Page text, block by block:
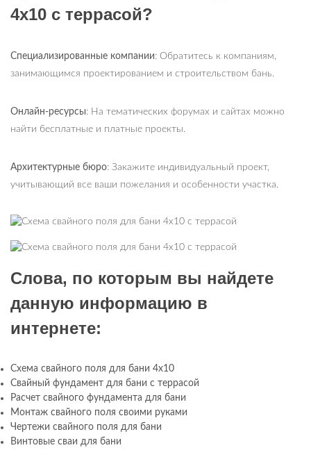
4х10 с террасой?
Специализированные компании: Обратитесь к компаниям,
занимающимся проектированием и строительством бань.
Онлайн-ресурсы: На тематических форумах и сайтах можно
найти бесплатные и платные проекты.
Архитектурные бюро: Закажите индивидуальный проект,
учитывающий все ваши пожелания и особенности участка.
Слова, по которым вы найдете
данную информацию в
интернете:
Схема свайного поля для бани 4х10
Свайный фундамент для бани с террасой
Расчет свайного фундамента для бани
Монтаж свайного поля своими руками
Чертежи свайного поля для бани
Винтовые сваи для бани